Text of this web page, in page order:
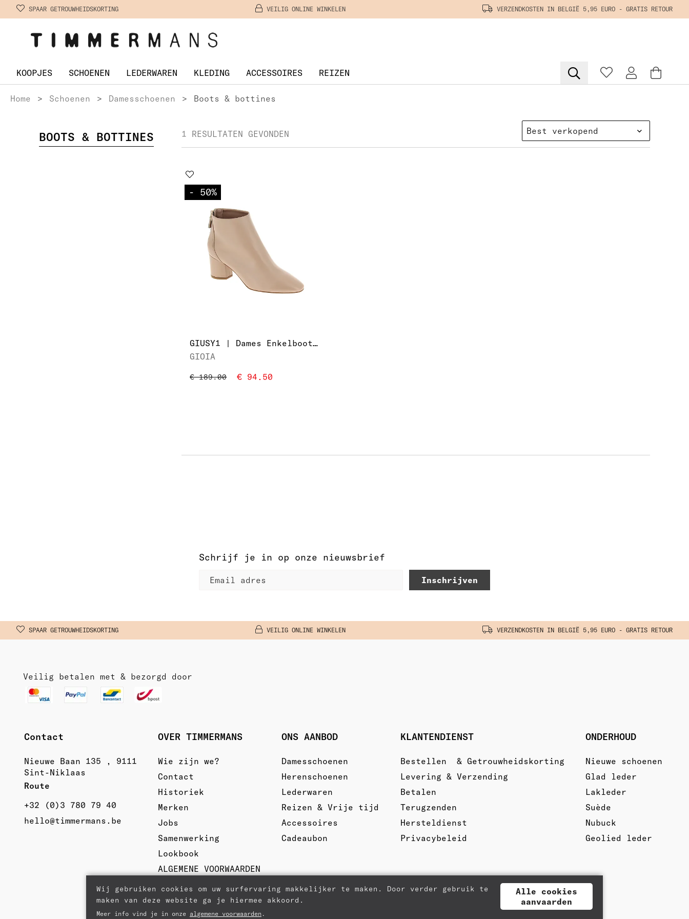
SPAAR GETROUWHEIDSKORTING VEILIG ONLINE WINKELEN VERZENDKOSTEN IN BELGIË 5,95 EURO - GRATIS RETOUR
KOOPJES SCHOENEN LEDERWAREN KLEDING ACCESSOIRES REIZEN
Home > Schoenen > Damesschoenen > Boots & bottines
BOOTS & BOTTINES 1 RESULTATEN GEVONDEN
GIUSY1 | Dames Enkelboots en -bottien
GIOIA
€ 189.00 € 94.50
- 50%
Schrijf je in op onze nieuwsbrief
Inschrijven
SPAAR GETROUWHEIDSKORTING VEILIG ONLINE WINKELEN VERZENDKOSTEN IN BELGIË 5,95 EURO - GRATIS RETOUR
Veilig betalen met & bezorgd door
Contact
Nieuwe Baan 135 , 9111
Sint-Niklaas
Route
+32 (0)3 780 79 40
hello@timmermans.be
OVER TIMMERMANS
Wie zijn we?
Contact
Historiek
Merken
Jobs
Samenwerking
Lookbook
ALGEMENE VOORWAARDEN
ONS AANBOD
Damesschoenen
Herenschoenen
Lederwaren
Reizen & Vrije tijd
Accessoires
Cadeaubon
KLANTENDIENST
Bestellen  & Getrouwheidskorting
Levering & Verzending
Betalen
Terugzenden
Hersteldienst
Privacybeleid
ONDERHOUD
Nieuwe schoenen
Glad leder
Lakleder
Suède
Nubuck
Geolied leder
Wij gebruiken cookies om uw surfervaring makkelijker te maken. Door verder gebruik te
maken van deze website ga je hiermee akkoord.
Meer info vind je in onze algemene voorwaarden .
Alle cookies
aanvaarden